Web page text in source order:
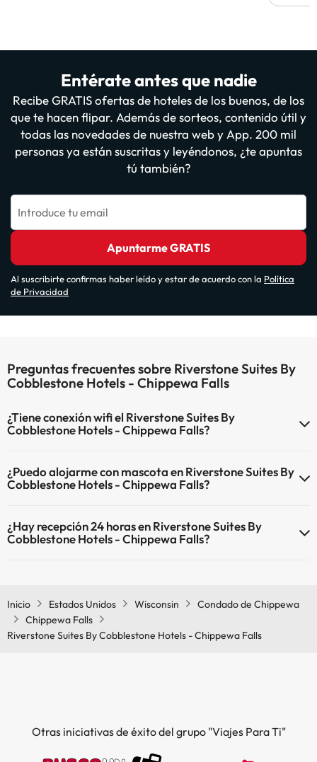
Entérate antes que nadie
Recibe GRATIS ofertas de hoteles de los buenos, de los
que te hacen flipar. Además de sorteos, contenido útil y
todas las novedades de nuestra web y App. 200 mil
personas ya están suscritas y leyéndonos, ¿te apuntas
tú también?
Introduce tu email
Apuntarme GRATIS
Al suscribirte confirmas haber leído y estar de acuerdo con la Política
de Privacidad
Preguntas frecuentes sobre Riverstone Suites By
Cobblestone Hotels - Chippewa Falls
¿Tiene conexión wifi el Riverstone Suites By
Cobblestone Hotels - Chippewa Falls?
de Wi-Fi.
¿Puedo alojarme con mascota en Riverstone Suites By
Cobblestone Hotels - Chippewa Falls?
admiten mascotas.
¿Hay recepción 24 horas en Riverstone Suites By
Cobblestone Hotels - Chippewa Falls?
Inicio
Estados Unidos Wisconsin
Condado de Chippewa
Chippewa Falls
Riverstone Suites By Cobblestone Hotels - Chippewa Falls
Otras iniciativas de éxito del grupo "Viajes Para Ti"